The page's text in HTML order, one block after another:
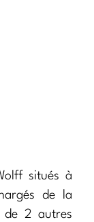
situés à
de la
de 2 autres